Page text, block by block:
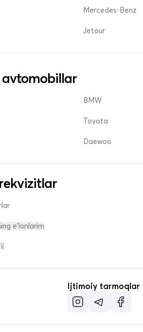
Mercedes-Benz
Jetour
BMW
Toyota
Daewoo
e'lonlarim
Ijtimoiy tarmoqlar